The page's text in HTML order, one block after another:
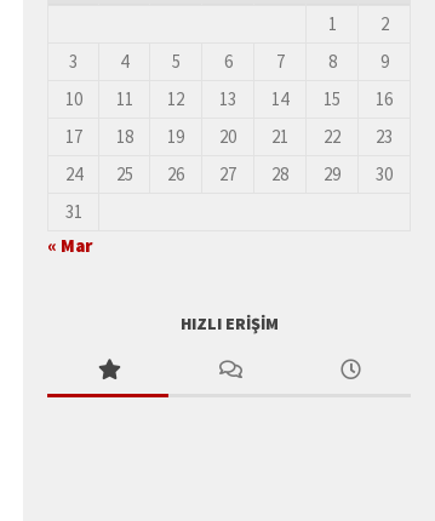
1
2
3
4 5 6 7 8
9
10
11 12 13 14 15
16
17
18 19 20 21 22
23
24
25 26 27 28 29
30
31
« Mar
HIZLI ERIŞIM